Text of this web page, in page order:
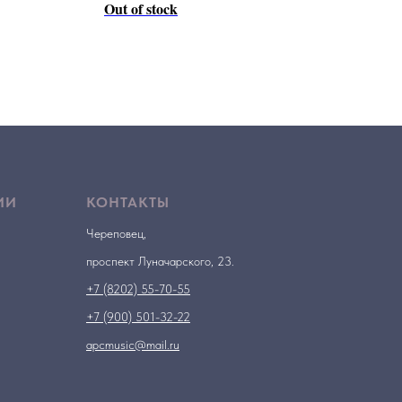
Out of stock
КОНТАКТЫ
Череповец,
проспект Луначарского, 23.
+7 (8202) 55-70-55
+7 (900) 501-32-22
apcmusic@mail.ru